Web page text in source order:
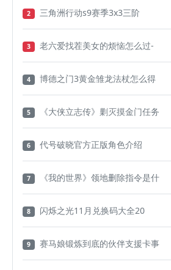
2 三角洲行动s9赛季3x3三阶
3 老六爱找茬美女的烦恼怎么过-
4 博德之门3黄金雏龙法杖怎么得
5 《大侠立志传》剿灭摸金门任务
6 代号破晓官方正版角色介绍
7 《我的世界》领地删除指令是什
8 闪烁之光11月兑换码大全20
9 赛马娘锻炼到底的伙伴支援卡事